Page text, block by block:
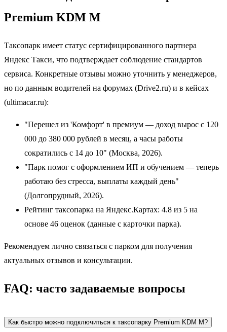
Premium KDM M
Таксопарк имеет статус сертифицированного партнера
Яндекс Такси, что подтверждает соблюдение стандартов
сервиса. Конкретные отзывы можно уточнить у менеджеров,
но по данным водителей на форумах (Drive2.ru) и в кейсах
(ultimacar.ru):
"Перешел из 'Комфорт' в премиум — доход вырос с 120
000 до 380 000 рублей в месяц, а часы работы
сократились с 14 до 10" (Москва, 2026).
"Парк помог с оформлением ИП и обучением — теперь
работаю без стресса, выплаты каждый день"
(Долгопрудный, 2026).
Рейтинг таксопарка на Яндекс.Картах: 4.8 из 5 на
основе 46 оценок (данные с карточки парка).
Рекомендуем лично связаться с парком для получения
актуальных отзывов и консультации.
FAQ: часто задаваемые вопросы
Как быстро можно подключиться к таксопарку Premium KDM M?